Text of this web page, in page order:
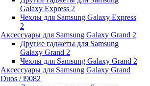
Galaxy Express 2
Чехлы для Samsung Galaxy Express
2
Аксессуары для Samsung Galaxy Grand 2
Другие гаджеты для Samsung
Galaxy Grand 2
Чехлы для Samsung Galaxy Grand 2
Аксессуары для Samsung Galaxy Grand
Duos / i9082